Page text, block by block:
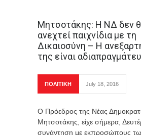
Μητσοτάκης: Η ΝΔ δεν
ανεχτεί παιχνίδια με τη
Δικαιοσύνη – Η
της είναι
ΠΟΛΙΤΙΚΗ July 18, 2016
Ο Πρόεδρος της Νέας
Μητσοτάκης, είχε σήμερα,
συνάντηση με εκπροσώπους